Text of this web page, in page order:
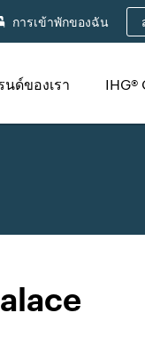
การเข้าพักของฉัน
นด์ของเรา IHG®